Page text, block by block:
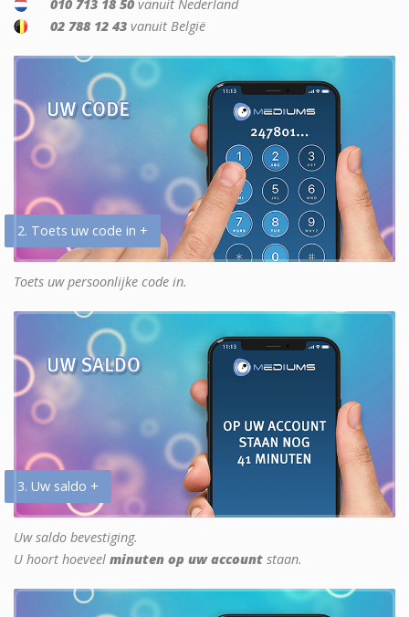
010 713 18 50 vanuit Nederland
02 788 12 43 vanuit België
2. Toets uw code in +
Toets uw persoonlijke code in.
3. Uw saldo +
Uw saldo bevestiging.
U hoort hoeveel minuten op uw account staan.